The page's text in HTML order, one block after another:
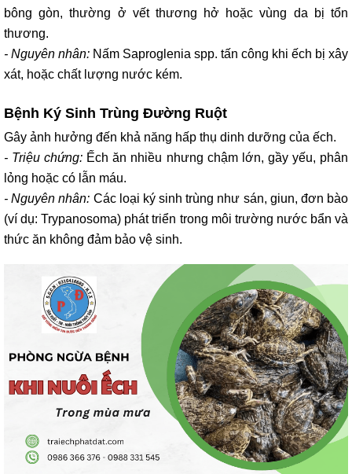
bông gòn, thường ở vết thương hở hoặc vùng da bị tổn
thương.
- Nguyên nhân: Nấm Saproglenia spp. tấn công khi ếch bị xây
xát, hoặc chất lượng nước kém.
Bệnh Ký Sinh Trùng Đường Ruột
Gây ảnh hưởng đến khả năng hấp thụ dinh dưỡng của ếch.
- Triệu chứng: Ếch ăn nhiều nhưng chậm lớn, gầy yếu, phân
lỏng hoặc có lẫn máu.
- Nguyên nhân: Các loại ký sinh trùng như sán, giun, đơn bào
(ví dụ: Trypanosoma) phát triển trong môi trường nước bẩn và
thức ăn không đảm bảo vệ sinh.